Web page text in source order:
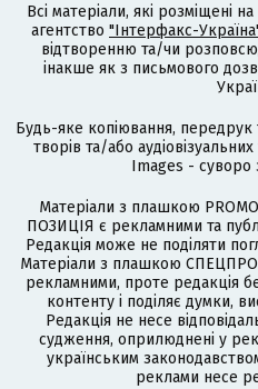
Всі матеріали, які розміщені
агентство "Інтерфакс-
відтворенню та/чи
інакше як з письмового
Будь-яке копіювання, передрук
творів та/або
Images - суворо
Матеріали з плашкою
ПОЗИЦІЯ є рекламними та
Редакція може не поділяти
Матеріали з плашкою
рекламними, проте редакція
контенту і поділяє думки,
Редакція не несе
судження, оприлюднені у
українським
реклами несе